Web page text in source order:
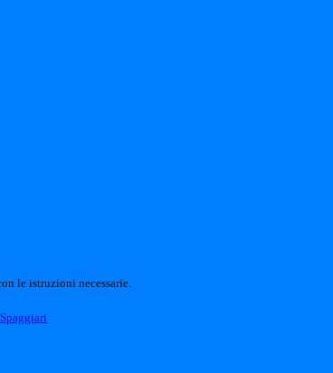
le istruzioni necessarie.